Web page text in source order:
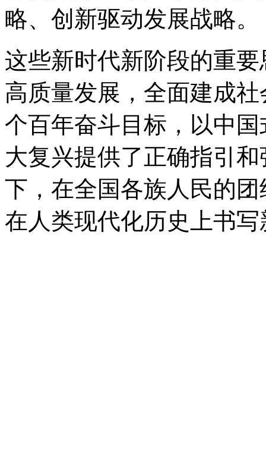
略、创新驱动发展战略。
这些新时代新阶段的重
高质量发展，全面建成
个百年奋斗目标，以中
大复兴提供了正确指引
下，在全国各族人民的
在人类现代化历史上书